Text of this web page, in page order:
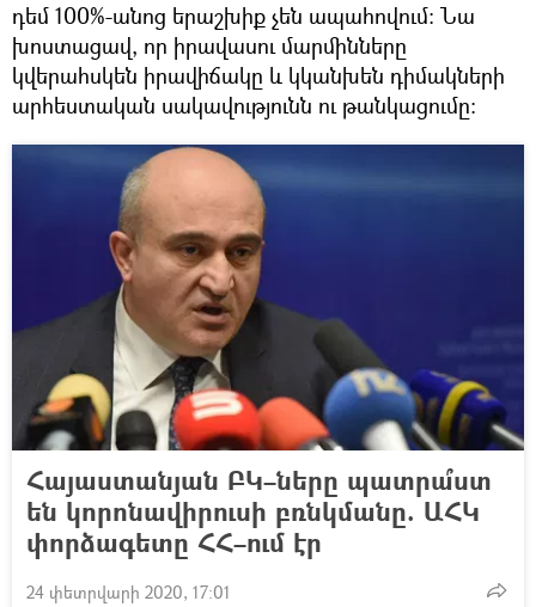
դեմ 100%-անոց երաշխիք չեն ապահովում: Նա
խոստացավ, որ իրավասու մարմինները
կվերահսկեն իրավիճակը և կկանխեն դիմակների
արհեստական ​​սակավությունն ու թանկացումը:
Հայաստանյան ԲԿ–ները պատրա՞ստ
են կորոնավիրուսի բռնկմանը. ԱՀԿ
փորձագետը ՀՀ–ում էր
24 փետրվարի 2020, 17:01